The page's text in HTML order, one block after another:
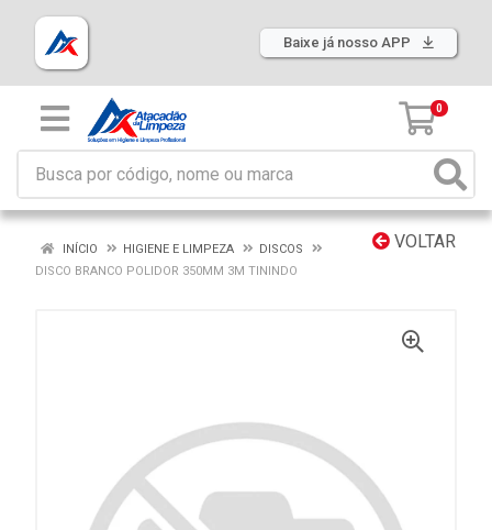
Baixe já nosso APP
0
VOLTAR
INÍCIO HIGIENE E LIMPEZA
DISCOS
DISCO BRANCO POLIDOR 350MM 3M TININDO